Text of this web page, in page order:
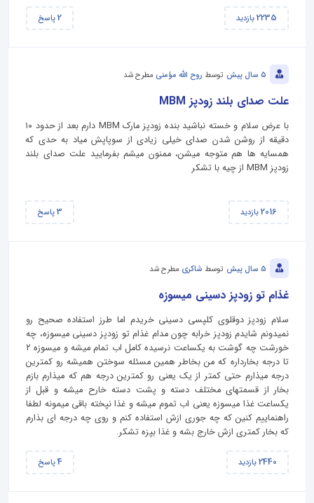
2235بازدید 2پاسخ
5 سال پیش توسط روح الله مؤمنی مطرح شد
علت صدای بلند زودپز MBM
با عرض سلام و خسته نباشید بنده زودپز مارک MBM دارم بعد از حدود ۱۰
دقیقه از روشن شدن صدای خیلی زیادی از سوپاپش میاد به حدی که
همسایه ها هم متوجه میشن، ممنون میشم بفرمایید علت صدای بلند
زودپز MBM از چیه با تشکر
2016بازدید 3پاسخ
5 سال پیش توسط شاکری مطرح شد
غذام تو زودپز دسینی میسوزه
سلام زودپز دوقلوی کلپسی دسینی خریدم اما طرز استفاده صحیح رو
نمیدونم شایدم زودپز خرابه چون مدام غذام تو زودپز دسینی میسوزه، چه
خورشت چه گوشت به یکساعت نرسیده کامل اب تمام میشه و میسوزه ۲
تا درجه بخارداره که من بخاطر همین مسئله سوختن همیشه رو کمترین
درجه میذارم حتی کمتر از یک یعنی رو کمترین درجه هم که میذارم بازم
بخار از قسمتهای مختلف دسته و پشت دسته خارح میشه و قبل از
یکساعت غذا میسوزه یعنی اب تموم میشه و غذا نپخته باقی میمونه لطفا
راهنماییم کنین که چه جوری ازش استفاده کنم و روی چه درجه ای بذارم
که بخار کمتری ازش خارج بشه و غذا بپزه تشکر.
2440بازدید 4پاسخ